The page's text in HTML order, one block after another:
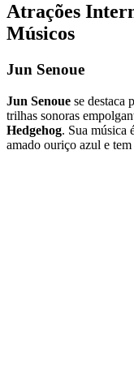
Atrações
Músicos
Jun Senoue
Jun Senoue se destaca
trilhas sonoras
Hedgehog. Sua música
amado ouriço azul e